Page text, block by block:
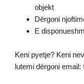
objekt
Dërgoni
E
Keni pyetje? Keni
lutemi dërgoni email: